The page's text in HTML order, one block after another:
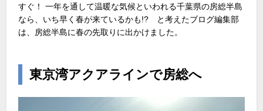
すぐ！ 一年を通して温暖な気候といわれる千葉県の房総半島
なら、いち早く春が来ているかも!? と考えたブログ編集部
は、房総半島に春の先取りに出かけました。
東京湾アクアラインで房総へ